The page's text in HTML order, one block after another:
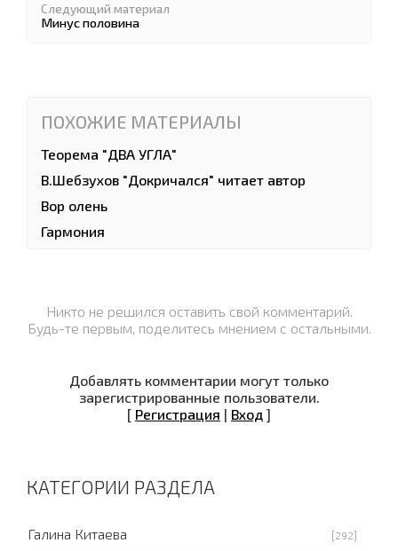
Следующий материал
Минус половина
ПОХОЖИЕ МАТЕРИАЛЫ
Теорема "ДВА УГЛА"
В.Шебзухов "Докричался" читает автор
Вор олень
Гармония
Никто не решился оставить свой комментарий.
Будь-те первым, поделитесь мнением с остальными.
Добавлять комментарии могут только
зарегистрированные пользователи.
[ Регистрация | Вход ]
КАТЕГОРИИ РАЗДЕЛА
Галина Китаева [292]